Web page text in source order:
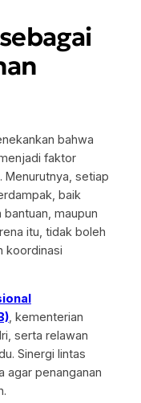
bahwa
faktor
Menurutnya, setiap
baik
maupun
itu, tidak boleh
koordinasi
, kementerian
serta relawan
Sinergi lintas
agar penanganan